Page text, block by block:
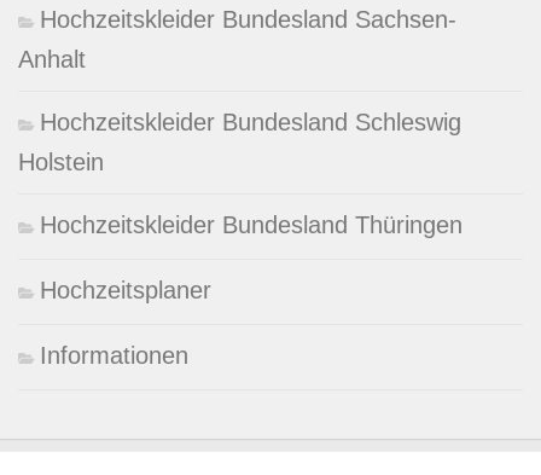
Hochzeitskleider Bundesland Sachsen-
Anhalt
Hochzeitskleider Bundesland Schleswig
Holstein
Hochzeitskleider Bundesland Thüringen
Hochzeitsplaner
Informationen